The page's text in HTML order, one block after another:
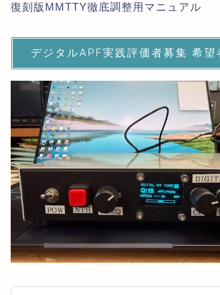
復刻版MMTTY徹底調整用マニュアル
デジタルAPF実践評価者募集 希望